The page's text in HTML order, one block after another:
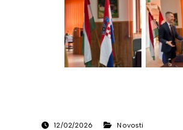
12/02/2026 Novosti